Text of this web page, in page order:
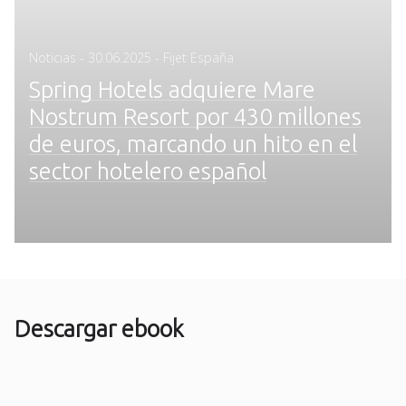
Noticias - Posted
30.06.2025 - Fijet España
Spring Hotels adquiere Mare
Nostrum Resort por 430 millones
de euros, marcando un hito en el
sector hotelero español
Descargar ebook